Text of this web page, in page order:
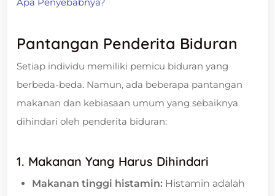
Pantangan Penderita Biduran
Setiap individu memiliki pemicu biduran yang
berbeda-beda. Namun, ada beberapa pantangan
makanan dan kebiasaan umum yang sebaiknya
dihindari oleh penderita biduran:
1. Makanan Yang Harus Dihindari
Makanan tinggi histamin: Histamin adalah